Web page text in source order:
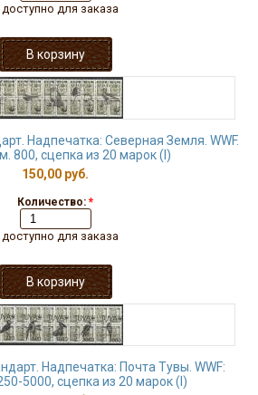
доступно для заказа
Надпечатка: Северная Земля. WWF.
800, сцепка из 20 марок (I)
150,00 руб.
Количество: *
доступно для заказа
Надпечатка: Почта Тувы. WWF:
5000, сцепка из 20 марок (I)